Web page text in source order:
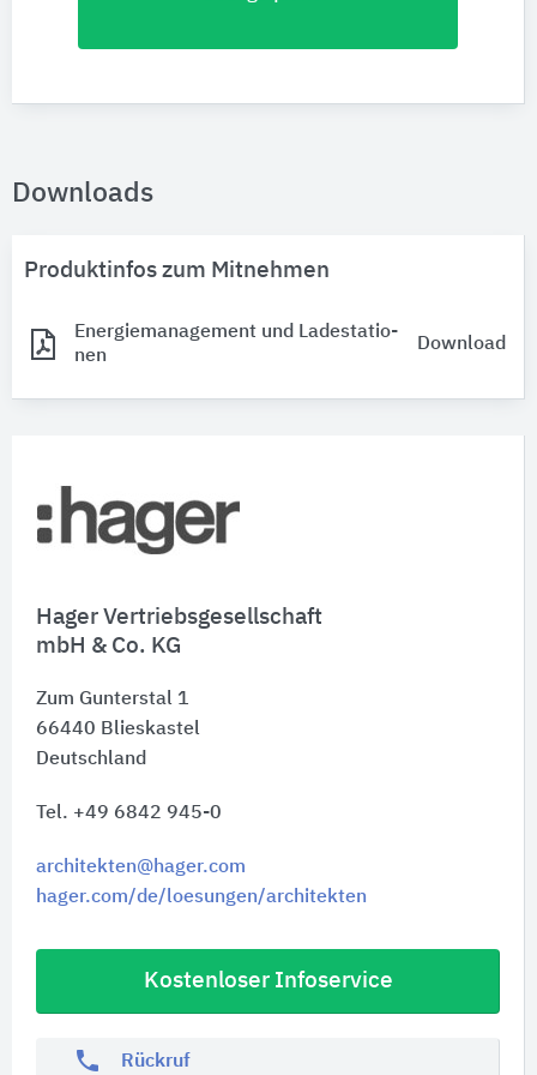
Hager Vertriebsgesellschaft
mbH & Co. KG
Zum Gunterstal 1
66440 Blieskastel
Deutschland
Tel. +49 6842 945-0
architekten@hager.com
hager.com/de/loesungen/architekten
Kostenloser Infoservice
phone Rückruf
Downloads
Produktinfos zum Mitnehmen
Ener­gie­ma­na­ge­ment und La­de­sta­ti­o­
nen
Download